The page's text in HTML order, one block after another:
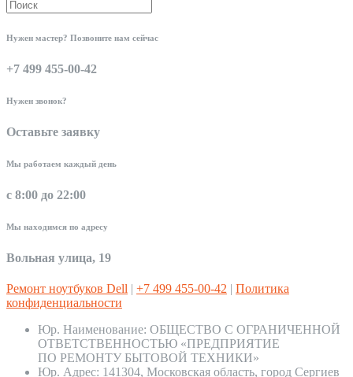
Нужен мастер? Позвоните нам сейчас
+7 499 455-00-42
Нужен звонок?
Оставьте заявку
Мы работаем каждый день
с 8:00 до 22:00
Мы находимся по адресу
Вольная улица, 19
Ремонт ноутбуков Dell | +7 499 455-00-42 | Политика
конфиденциальности
Юр. Наименование: ОБЩЕСТВО С ОГРАНИЧЕННОЙ
ОТВЕТСТВЕННОСТЬЮ «ПРЕДПРИЯТИЕ
ПО РЕМОНТУ БЫТОВОЙ ТЕХНИКИ»
Юр. Адрес: 141304, Московская область, город Сергиев